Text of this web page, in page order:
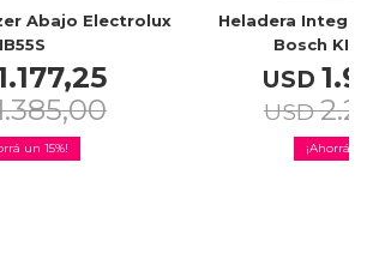
Abajo Electrolux
IB55S
15
Heladera
Bosch
USD
USD